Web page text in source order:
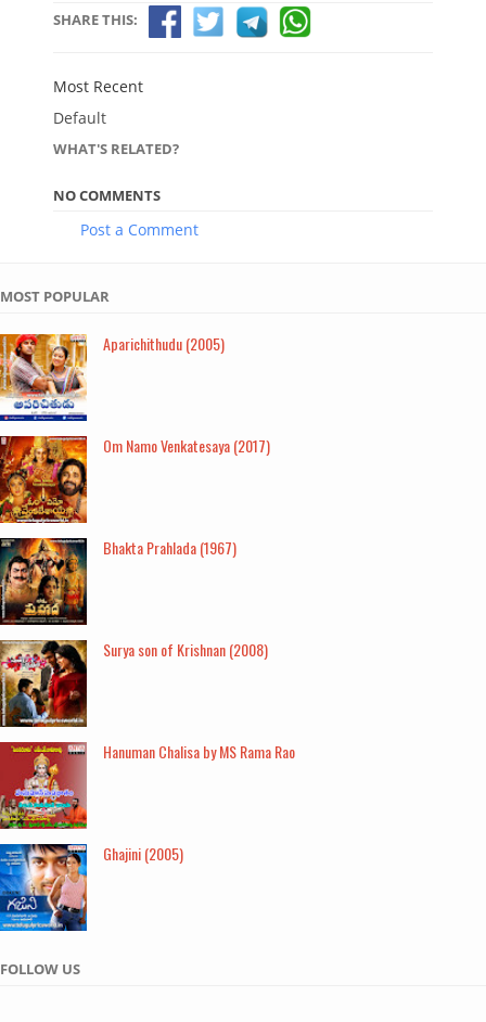
SHARE THIS:
Most Recent
Default
WHAT'S RELATED?
NO COMMENTS
Post a Comment
MOST POPULAR
Aparichithudu (2005)
Om Namo Venkatesaya (2017)
Bhakta Prahlada (1967)
Surya son of Krishnan (2008)
Hanuman Chalisa by MS Rama Rao
Ghajini (2005)
FOLLOW US